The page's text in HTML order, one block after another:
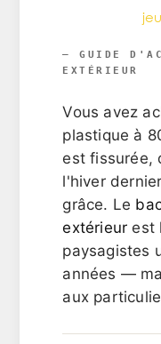
— GUIDE
EXTÉRIEUR
Vous avez
plastique à
est fissurée,
l'hiver
grâce. Le
extérieur est
paysagistes
années —
aux